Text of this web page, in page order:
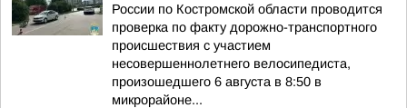
России по Костромской области проводится
проверка по факту дорожно-транспортного
происшествия с участием
несовершеннолетнего велосипедиста,
произошедшего 6 августа в 8:50 в
микрорайоне...